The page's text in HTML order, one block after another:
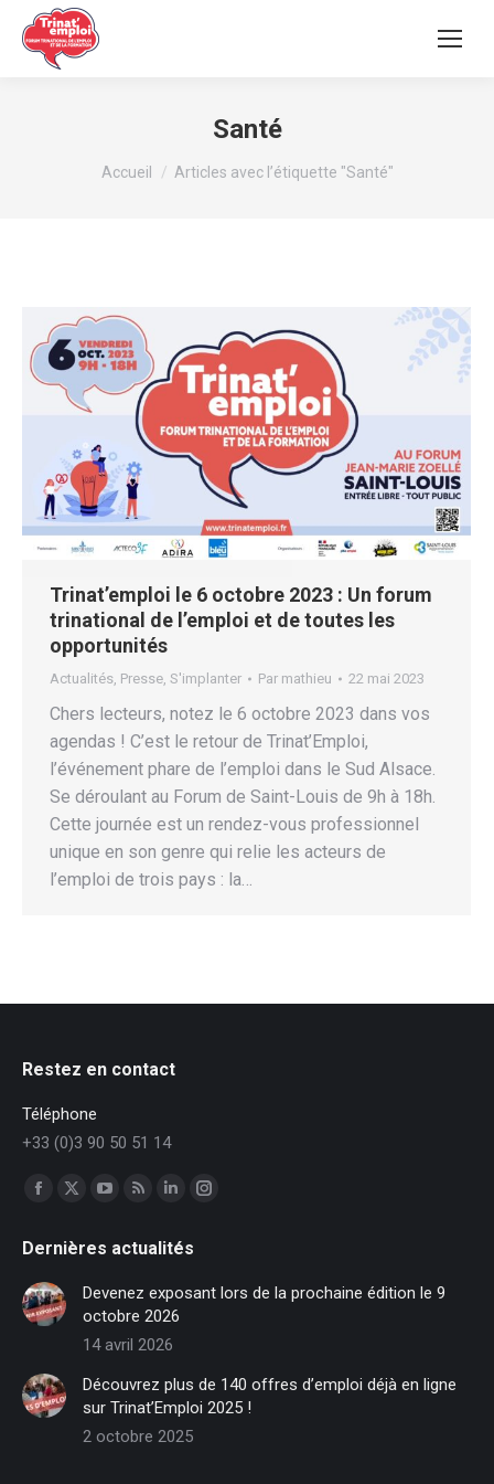
Santé
Vous êtes ici :
Accueil Articles avec l’étiquette "Santé"
Trinat’emploi le 6 octobre 2023 : Un forum
trinational de l’emploi et de toutes les
opportunités
Actualités, Presse, S'implanter Par mathieu 22 mai 2023
Chers lecteurs, notez le 6 octobre 2023 dans vos
agendas ! C’est le retour de Trinat’Emploi,
l’événement phare de l’emploi dans le Sud Alsace.
Se déroulant au Forum de Saint-Louis de 9h à 18h.
Cette journée est un rendez-vous professionnel
unique en son genre qui relie les acteurs de
l’emploi de trois pays : la…
Restez en contact
Téléphone
+33 (0)3 90 50 51 14
Trouvez nous sur :
Facebook
opens
in
new
window
X
opens
new
window
opens
in
new
window
opens
in
new
window
LinkedIn
opens
in
new
window
Instagram
in
Dernières actualités
Devenez exposant lors de la prochaine édition le 9
octobre 2026
14 avril 2026
Découvrez plus de 140 offres d’emploi déjà en ligne
sur Trinat’Emploi 2025 !
2 octobre 2025